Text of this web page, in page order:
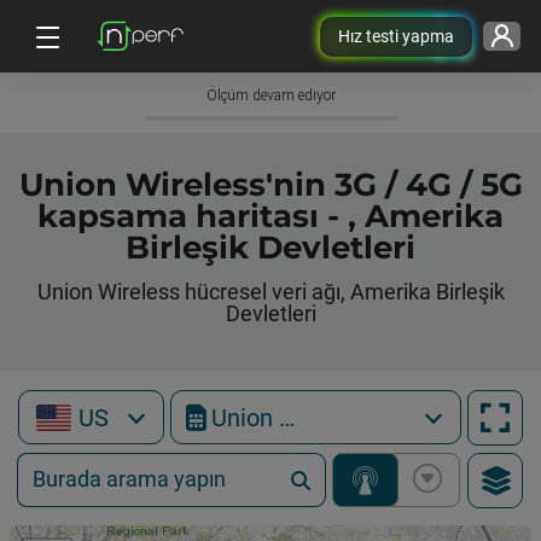
Hız testi yapma
Ölçüm devam ediyor
Union Wireless'nin 3G / 4G / 5G
kapsama haritası - , Amerika
Birleşik Devletleri
Union Wireless hücresel veri ağı, Amerika Birleşik
Devletleri
US Union Wireless